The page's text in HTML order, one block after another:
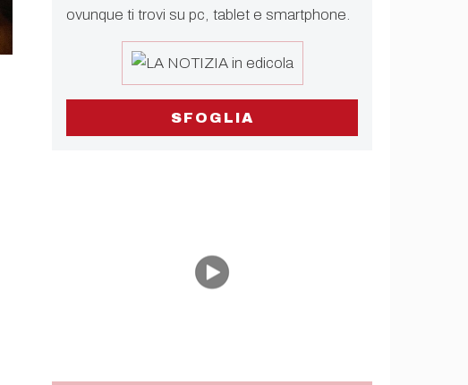
ovunque ti trovi su pc, tablet e smartphone.
SFOGLIA